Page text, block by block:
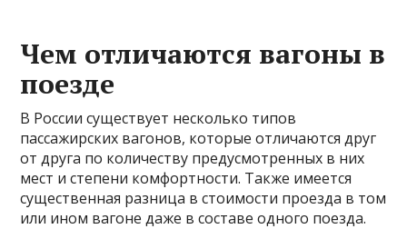
Чем отличаются вагоны в
поезде
В России существует несколько типов
пассажирских вагонов, которые отличаются друг
от друга по количеству предусмотренных в них
мест и степени комфортности. Также имеется
существенная разница в стоимости проезда в том
или ином вагоне даже в составе одного поезда.